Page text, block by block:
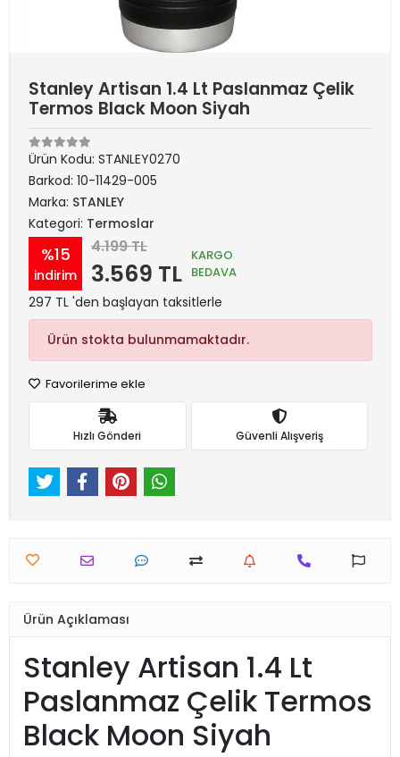
Stanley Artisan 1.4 Lt Paslanmaz Çelik
Termos Black Moon Siyah
Ürün Kodu: STANLEY0270
Barkod: 10-11429-005
Marka: STANLEY
Kategori: Termoslar
%15
indirim
4.199 TL
3.569 TL
KARGO
BEDAVA
297 TL 'den başlayan taksitlerle
Ürün stokta bulunmamaktadır.
Favorilerime ekle
Hızlı Gönderi Güvenli Alışveriş
Ürün Açıklaması
Stanley Artisan 1.4 Lt
Paslanmaz Çelik Termos
Black Moon Siyah